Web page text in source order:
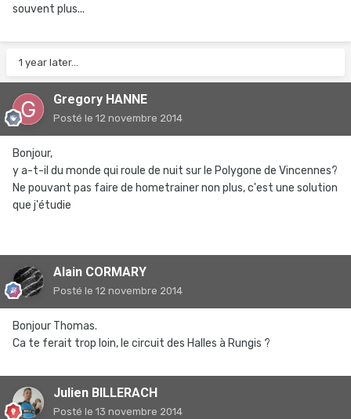
souvent plus...
1 year later...
Gregory HANNE
Posté le 12 novembre 2014
Bonjour,
y a-t-il du monde qui roule de nuit sur le Polygone de Vincennes?
Ne pouvant pas faire de hometrainer non plus, c'est une solution
que j'étudie
Alain CORMARY
Posté le 12 novembre 2014
Bonjour Thomas.
Ca te ferait trop loin, le circuit des Halles à Rungis ?
Julien BILLERACH
Posté le 13 novembre 2014